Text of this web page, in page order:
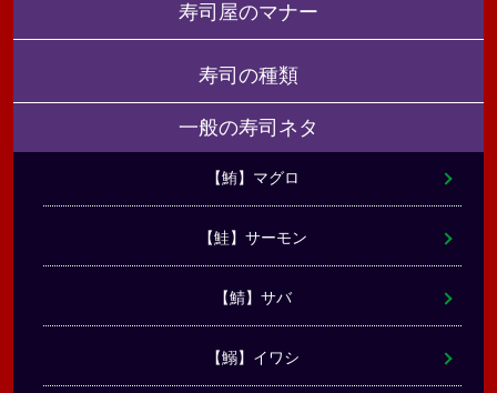
寿司屋のマナー
寿司の種類
一般の寿司ネタ
【鮪】マグロ
【鮭】サーモン
【鯖】サバ
【鰯】イワシ